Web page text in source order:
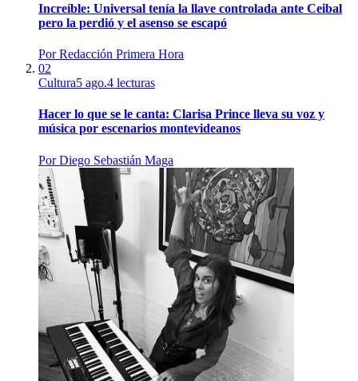
Increíble: Universal tenía la llave controlada ante Ceibal
pero la perdió y el asenso se escapó
PorRedacción Primera Hora
02
Cultura5 ago.4 lecturas
Hacer lo que se le canta: Clarisa Prince lleva su voz y
música por escenarios montevideanos
PorDiego Sebastián Maga